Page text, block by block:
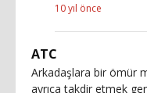
10 yıl önce
ATC
Arkadaşlara bir ömür
ayrıca takdir etmek